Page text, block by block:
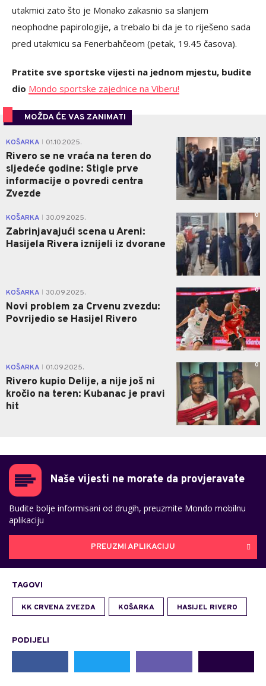
utakmici zato što je Monako zakasnio sa slanjem
neophodne papirologije, a trebalo bi da je to riješeno sada
pred utakmicu sa Fenerbahčeom (petak, 19.45 časova).
Pratite sve sportske vijesti na jednom mjestu, budite
dio Mondo sportske zajednice na Viberu!
MOŽDA ĆE VAS ZANIMATI
KOŠARKA 01.10.2025.
Rivero se ne vraća na teren do
sljedeće godine: Stigle prve
informacije o povredi centra
Zvezde
0
KOŠARKA 30.09.2025.
Zabrinjavajući scena u Areni:
Hasijela Rivera iznijeli iz dvorane
0
KOŠARKA 30.09.2025.
Novi problem za Crvenu zvezdu:
Povrijedio se Hasijel Rivero
0
KOŠARKA 01.09.2025.
Rivero kupio Delije, a nije još ni
kročio na teren: Kubanac je pravi
hit
0
Naše vijesti ne morate da provjeravate
Budite bolje informisani od drugih, preuzmite Mondo mobilnu
aplikaciju
PREUZMI APLIKACIJU
TAGOVI
KK CRVENA ZVEZDA KOŠARKA HASIJEL RIVERO
PODIJELI